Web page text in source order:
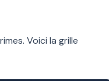
Voici la grille